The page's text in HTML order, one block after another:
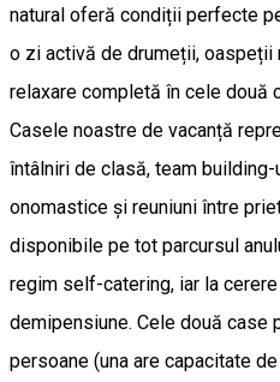
natural oferă condiții perfecte
o zi activă de drumeții, oaspeții
relaxare completă în cele două
Casele noastre de vacanță
întâlniri de clasă, team
onomastice și reuniuni între
disponibile pe tot parcursul
regim self-catering, iar la
demipensiune. Cele două case
persoane (una are capacitate